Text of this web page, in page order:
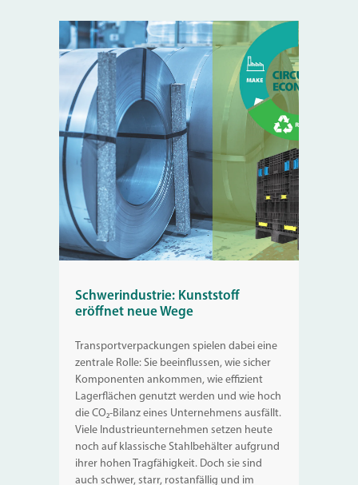
Schwerindustrie: Kunststoff
eröffnet neue Wege
Transportverpackungen spielen dabei eine
zentrale Rolle: Sie beeinflussen, wie sicher
Komponenten ankommen, wie effizient
Lagerflächen genutzt werden und wie hoch
die CO₂-Bilanz eines Unternehmens ausfällt.
Viele Industrieunternehmen setzen heute
noch auf klassische Stahlbehälter aufgrund
ihrer hohen Tragfähigkeit. Doch sie sind
auch schwer, starr, rostanfällig und im